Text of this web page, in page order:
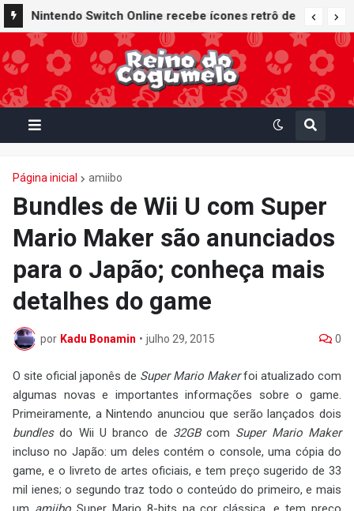
Nintendo Switch Online recebe ícones retrô de
Mario Paint (SNES) e Mario Kart: Super Circuit
(GBA)
Nintendo oferece reparos gratuitos às vítimas
do terremoto de Kumamoto e doa 50 milhões
de ienes à Cruz Vermelha
Página inicial amiibo
Bundles de Wii U com Super
Mario Maker são anunciados
para o Japão; conheça mais
detalhes do game
por Kadu Bonamin • julho 29, 2015 0
O site oficial japonês de Super Mario Makerfoi atualizado com
algumas novas e importantes informações sobre o game.
Primeiramente, a Nintendo anunciou que serão lançados dois
bundlesdo Wii U branco de 32GBcom Super Mario Maker
incluso no Japão: um deles contém o console, uma cópia do
game, e o livreto de artes oficiais, e tem preço sugerido de 33
mil ienes; o segundo traz todo o conteúdo do primeiro, e mais